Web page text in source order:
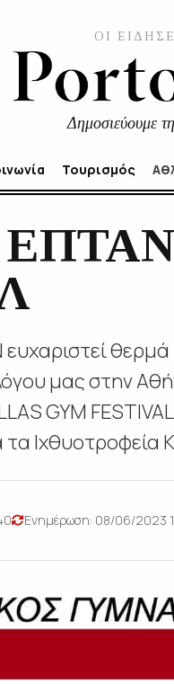
ΟΙ
Δημοσιεύουμε
Τουρισμός
θερμά
μας στην
GYM
Ιχθυοτροφεία
Ενημέρωση: 08/06/2023